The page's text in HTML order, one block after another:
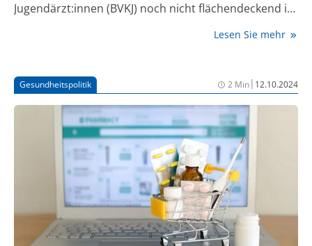
Jugendärzt:innen (BVKJ) noch nicht flächendeckend in
Impfstoff bekommen, manche nicht“, sagte
Deutschen Presse-Agentur. Eine Sprecherin der
Herstellerfirma Sanofi teilte auf Anfrage mit, dass seit
dieser Woche ausreichend RSV-Prophylaxe
vorhanden sei. Diese Auffassung teile er nicht, sagte
Maske. Anscheinend hänge die Verfügbarkeit auch
von der Region ab, meinte der Kinderarzt. Für seine
Praxis in Berlin habe er Stand Donnerstag (17.
Oktober) bislang nur eine Dosis für ein Hochrisiko-
Kind erhalten.
Lesen Sie mehr
Gesundheitspolitik 2 Min| 12.10.2024